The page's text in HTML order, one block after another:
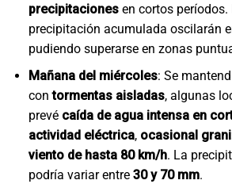
precipitacionesen cortos períodos.
precipitación acumulada oscilarán
pudiendo superarse en zonas
Mañana del miércoles: Se
contormentas aisladas, algunas
prevé caída de agua intensa en
actividad eléctrica, ocasional
viento de hasta 80 km/h. La
podría variar entre 30 y 70 mm.